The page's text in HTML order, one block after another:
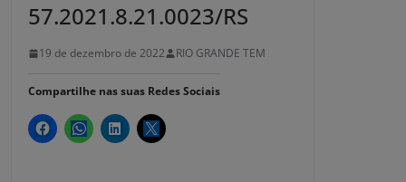
57.2021.8.21.0023/RS
19 de dezembro de 2022 RIO GRANDE TEM
Compartilhe nas suas Redes Sociais